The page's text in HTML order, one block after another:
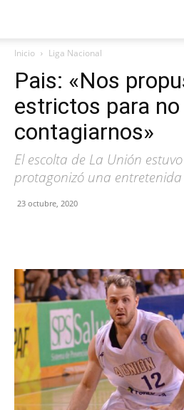
Inicio Liga Nacional
Pais: «Nos
estrictos para no
contagiarnos»
El escolta de La Unión
protagonizó una
23 octubre, 2020